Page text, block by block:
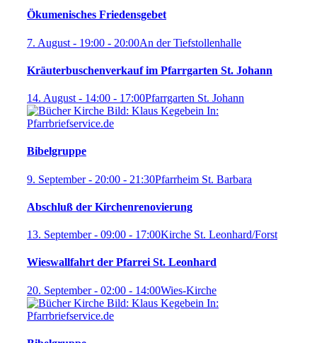
Ökumenisches Friedensgebet
7. August - 19:00 - 20:00An der Tiefstollenhalle
Kräuterbuschenverkauf im Pfarrgarten St. Johann
14. August - 14:00 - 17:00Pfarrgarten St. Johann
Bibelgruppe
9. September - 20:00 - 21:30Pfarrheim St. Barbara
Abschluß der Kirchenrenovierung
13. September - 09:00 - 17:00Kirche St. Leonhard/Forst
Wieswallfahrt der Pfarrei St. Leonhard
20. September - 02:00 - 14:00Wies-Kirche